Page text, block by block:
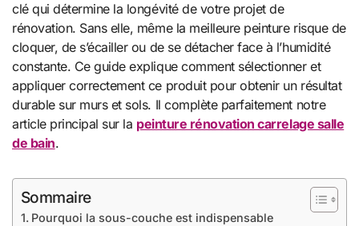
clé qui détermine la longévité de votre projet de
rénovation. Sans elle, même la meilleure peinture risque de
cloquer, de s’écailler ou de se détacher face à l’humidité
constante. Ce guide explique comment sélectionner et
appliquer correctement ce produit pour obtenir un résultat
durable sur murs et sols. Il complète parfaitement notre
article principal sur la peinture rénovation carrelage salle
de bain.
Sommaire
Pourquoi la sous-couche est indispensable